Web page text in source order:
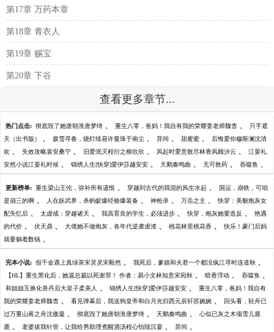
第17章 万药本章
第18章 青衣人
第19章 赐宝
第20章 下谷
查看更多章节...
热门点击: 彻底毁了她唐朝淮唐梦绮 、 重生八零，爸妈！我自有我的荣耀姜老师魏杳 、 只手遮
天（出书版） 、 拨雪寻春，烧灯续昼许曼珠于南尘 、 异间 、 甜蜜蜜 、 后悔爱你穆斯澜沈清
欢 、 失效攻略裴安桑宁 、 旧爱泯灭程衍之柳欣欣 、 风起时爱意散尽林青风顾汐云 、 江晏礼
安然小说江晏礼时候 、 锦绣人生[快穿]爱伊莎越安安 、 天鹅奏鸣曲 、 无可救药 、 吞噬鱼 、
更新榜单: 重生梁山王伦，弥补所有遗恨 、 穿越到古代的我混的风生水起 、 国运，崩铁，可咱
是崩三的啊 、 人在妖武界，杀蚂蚁爆经验爆装备 、 神枪录 、 万岳之主 、 快穿：美貌炮灰女
配失忆后 、 太虚戒：穿越诸天 、 我高育良的学生，必须进步 、 快穿，炮灰她要造反 、 艳遇
的代价 、 伏天鼎 、 大佬她不做炮灰，各年代逆袭虐渣 、 桃花林里桃花香 、 快乐！豪门后妈
就要躺着数钱 、
完本小说: 假千金遇上真绿茶宋灵灵宋毅然 、 我死后，爹娘和夫君一个都没疯江寻时连道秋 、
【HL】重生黑化后，她逼总裁以死谢罪！ 作者：易小文林知意宋宛秋 、 暗香浮动 、 吞噬鱼 、
和姐姐互换化兽丹后大皇子柔美人 、 锦绣人生[快穿]爱伊莎越安安 、 重生八零，爸妈！我自有
我的荣耀姜老师魏杳 、 看见弹幕后，我送狗皇帝和白月光归西元辰轩苏婉婉 、 回头看，轻舟已
过万重山蒋之舟沈傲凝 、 彻底毁了她唐朝淮唐梦绮 、 天鹅奏鸣曲 、 心似已灰之木项雪儿鹿
鹿 、 老婆拔我针管，让我给男助理煮醒酒汤程心怡陆沉宴 、 异间 、